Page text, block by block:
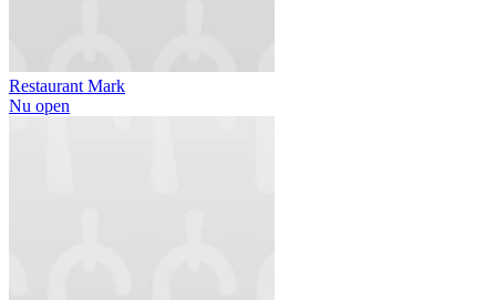
Restaurant Mark
Nu open